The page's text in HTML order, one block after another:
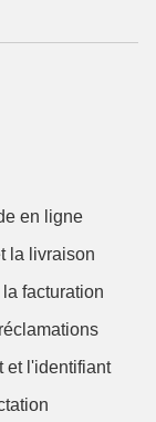
en ligne
la livraison
facturation
et l'identifiant